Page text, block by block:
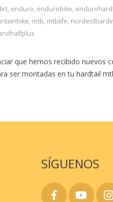
, enduro, endurobike,
, mtb, mtblife,
que hemos recibido nuevos
ser montadas en tu hardtail
SÍGUENOS